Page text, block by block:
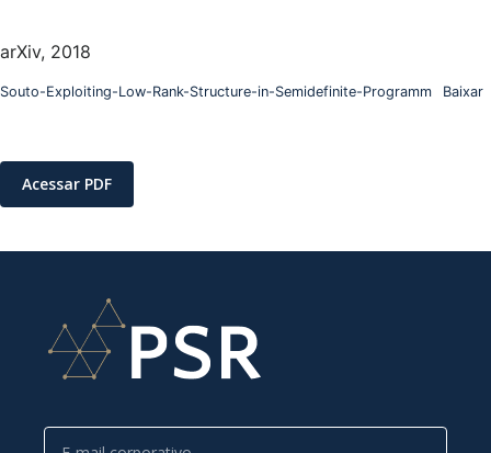
arXiv, 2018
Souto-Exploiting-Low-Rank-Structure-in-Semidefinite-Programm Baixar
Acessar PDF